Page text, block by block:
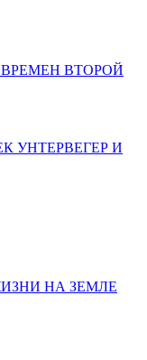
ВТОРОЙ
УНТЕРВЕГЕР И
НА ЗЕМЛЕ